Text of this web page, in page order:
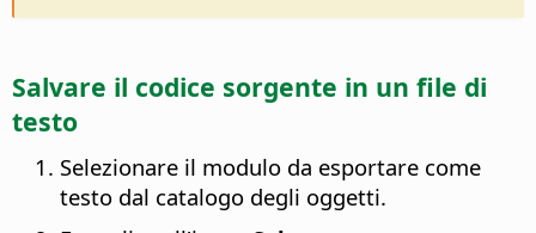
Salvare il codice sorgente in un file di
testo
Selezionare il modulo da esportare come
testo dal catalogo degli oggetti.